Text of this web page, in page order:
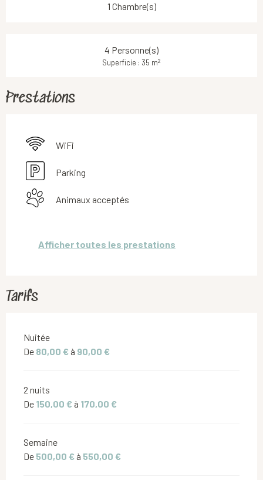
1 Chambre(s)
4 Personne(s)
Superficie : 35 m2
Prestations
WiFi
Parking
Animaux acceptés
Afficher toutes les prestations
Tarifs
Tarifs 2026
Nuitée
De 80,00 € à 90,00 €
2 nuits
De 150,00 € à 170,00 €
Semaine
De 500,00 € à 550,00 €